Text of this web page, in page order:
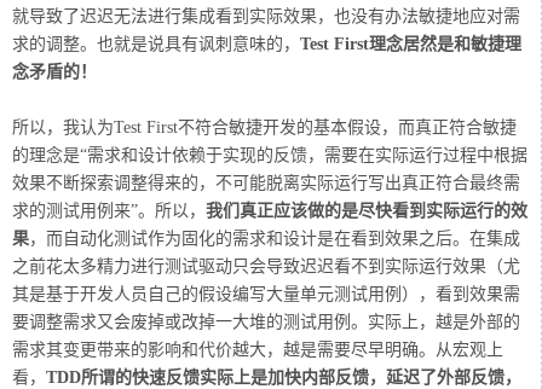
就导致了迟迟无法进行集成看到实际效果，也没有办法敏捷地应对需
求的调整。也就是说具有讽刺意味的， Test First理念居然是和敏捷理
念矛盾的！
所以，我认为Test First不符合敏捷开发的基本假设，而真正符合敏捷
的理念是“需求和设计依赖于实现的反馈，需要在实际运行过程中根据
效果不断探索调整得来的，不可能脱离实际运行写出真正符合最终需
求的测试用例来”。所以， 我们真正应该做的是尽快看到实际运行的效
果，而自动化测试作为固化的需求和设计是在看到效果之后。在集成
之前花太多精力进行测试驱动只会导致迟迟看不到实际运行效果（尤
其是基于开发人员自己的假设编写大量单元测试用例），看到效果需
要调整需求又会废掉或改掉一大堆的测试用例。实际上，越是外部的
需求其变更带来的影响和代价越大，越是需要尽早明确。从宏观上
看， TDD所谓的快速反馈实际上是加快内部反馈，延迟了外部反馈，